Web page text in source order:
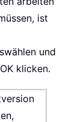
ist
und
klicken.